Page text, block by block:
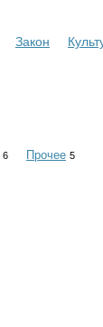
Закон
6 Прочее 5